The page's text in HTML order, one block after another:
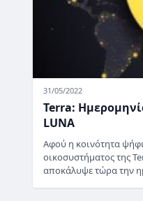
31/05/2022
Terra:
LUNA
Αφού η κοινότητα
οικοσυστήματος της
αποκάλυψε τώρα την